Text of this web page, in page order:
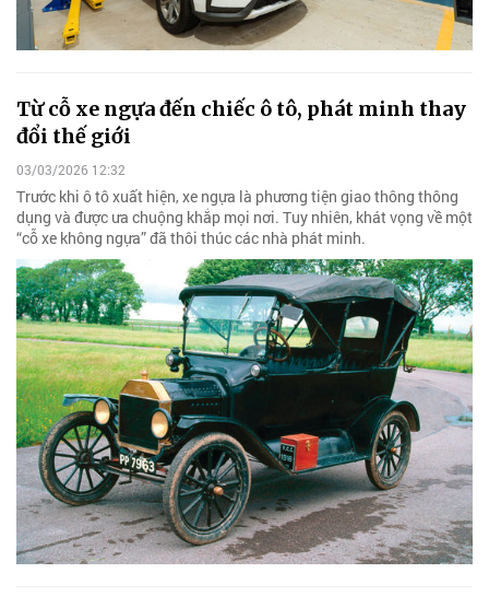
Từ cỗ xe ngựa đến chiếc ô tô, phát minh thay
đổi thế giới
03/03/2026 12:32
Trước khi ô tô xuất hiện, xe ngựa là phương tiện giao thông thông
dụng và được ưa chuộng khắp mọi nơi. Tuy nhiên, khát vọng về một
“cỗ xe không ngựa” đã thôi thúc các nhà phát minh.